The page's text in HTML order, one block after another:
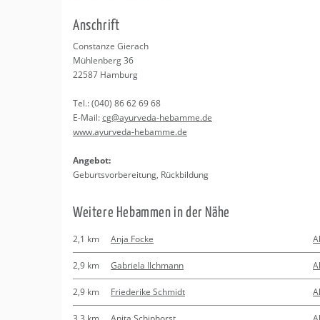
Beratung
Kurse
Regionale Tipps
An­schrift
Con­stan­ze Gier­ach
Müh­len­berg 36
22587 Ham­burg
Tel.:(040) 86 62 69 68
E-Mail:cg@​ayurveda-​hebamme.​de
www.​ayurveda-​hebamme.​de
An­ge­bot:
Ge­burts­vor­be­rei­tung, Rück­bil­dung
Wei­te­re Heb­am­men in der Nähe
2,1 km Anja Focke
2,9 km Gabriela Ilchmann
2,9 km Friederike Schmidt